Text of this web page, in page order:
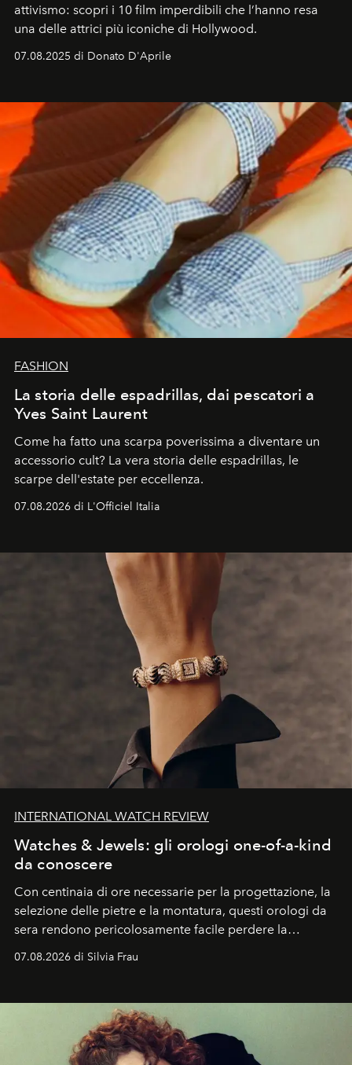
attivismo: scopri i 10 film imperdibili che l’hanno resa
una delle attrici più iconiche di Hollywood.
07.08.2025 di Donato D'Aprile
FASHION
La storia delle espadrillas, dai pescatori a
Yves Saint Laurent
Come ha fatto una scarpa poverissima a diventare un
accessorio cult? La vera storia delle espadrillas, le
scarpe dell'estate per eccellenza.
07.08.2026 di L'Officiel Italia
INTERNATIONAL WATCH REVIEW
Watches & Jewels: gli orologi one-of-a-kind
da conoscere
Con centinaia di ore necessarie per la progettazione, la
selezione delle pietre e la montatura, questi orologi da
sera rendono pericolosamente facile perdere la
cognizione del tempo. Ma con quadranti così
07.08.2026 di Silvia Frau